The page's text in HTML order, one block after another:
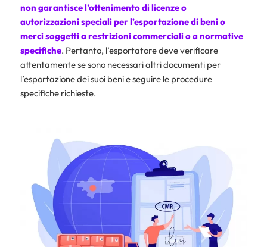
non garantisce l’ottenimento di licenze o
autorizzazioni speciali per l’esportazione di beni o
merci soggetti a restrizioni commerciali o a normative
specifiche. Pertanto, l’esportatore deve verificare
attentamente se sono necessari altri documenti per
l’esportazione dei suoi beni e seguire le procedure
specifiche richieste.